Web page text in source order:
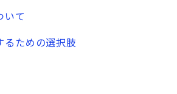
いて
るための選択肢